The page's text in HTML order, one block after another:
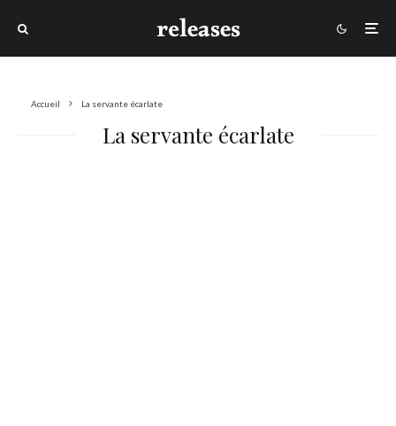
Accueil La servante écarlate
La servante écarlate